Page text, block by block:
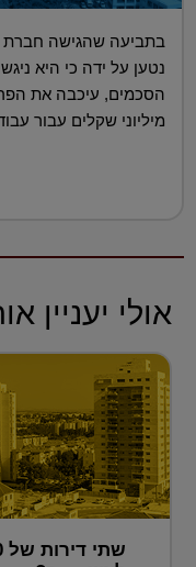
בתביעה שהגישה חברת
נטען על ידה כי היא
הסכמים, עיכבה את
מיליוני שקלים עבור
אולי יעניין